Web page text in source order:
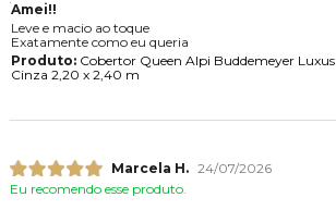
Amei!!
Leve e macio ao toque
Exatamente como eu queria
Produto:Cobertor Queen Alpi Buddemeyer Luxus
Cinza 2,20 x 2,40 m
Marcela H. 24/07/2026
Eu recomendo esse produto.